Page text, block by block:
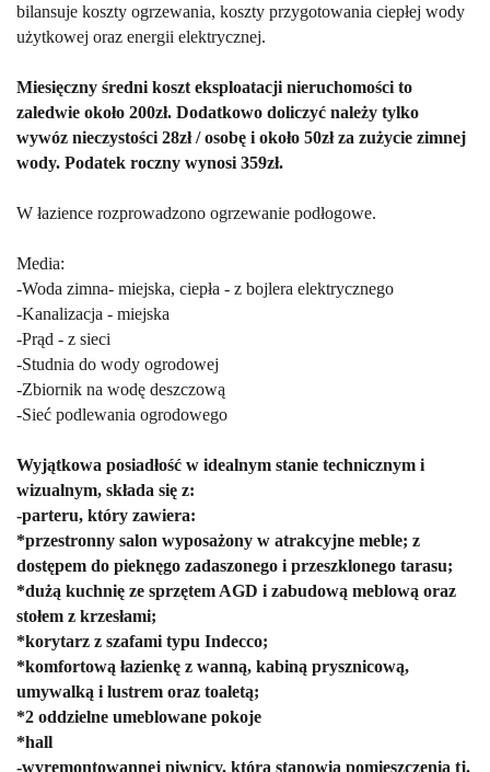
bilansuje koszty ogrzewania, koszty przygotowania ciepłej wody
użytkowej oraz energii elektrycznej.
Miesięczny średni koszt eksploatacji nieruchomości to
zaledwie około 200zł. Dodatkowo doliczyć należy tylko
wywóz nieczystości 28zł / osobę i około 50zł za zużycie zimnej
wody. Podatek roczny wynosi 359zł.
W łazience rozprowadzono ogrzewanie podłogowe.
Media:
-Woda zimna- miejska, ciepła - z bojlera elektrycznego
-Kanalizacja - miejska
-Prąd - z sieci
-Studnia do wody ogrodowej
-Zbiornik na wodę deszczową
-Sieć podlewania ogrodowego
Wyjątkowa posiadłość w idealnym stanie technicznym i
wizualnym, składa się z:
-parteru, który zawiera:
*przestronny salon wyposażony w atrakcyjne meble; z
dostępem do pieknęgo zadaszonego i przeszklonego tarasu;
*dużą kuchnię ze sprzętem AGD i zabudową meblową oraz
stołem z krzesłami;
*korytarz z szafami typu Indecco;
*komfortową łazienkę z wanną, kabiną prysznicową,
umywalką i lustrem oraz toaletą;
*2 oddzielne umeblowane pokoje
*hall
-wyremontowannej piwnicy, którą stanowią pomieszczenia tj.